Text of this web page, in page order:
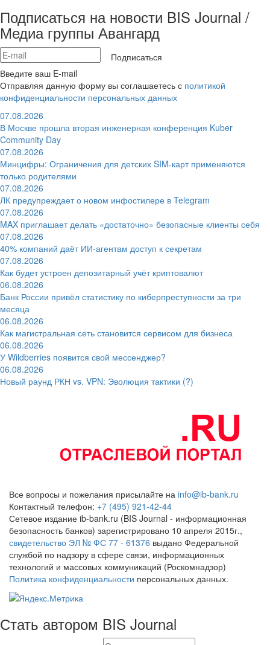
Подписаться на новости BIS Journal /
Медиа группы Авангард
Подписаться
Введите ваш E-mail
Отправляя данную форму вы соглашаетесь с политикой
конфиденциальности персональных данных
07.08.2026
В Москве прошла вторая инженерная конференция Kuber
Community Day
07.08.2026
Минцифры: Ограничения для детских SIM-карт применяются
только родителями
07.08.2026
ЛК предупреждает о новом инфостилере в Telegram
07.08.2026
MAX приглашает делать «достаточно» безопасные клиенты себя
07.08.2026
40% компаний даёт ИИ‑агентам доступ к секретам
07.08.2026
Как будет устроен депозитарный учёт криптовалют
06.08.2026
Банк России привёл статистику по киберпреступности за три
месяца
06.08.2026
Как магистральная сеть становится сервисом для бизнеса
06.08.2026
У Wildberries появится свой мессенджер?
06.08.2026
Новый раунд РКН vs. VPN: Эволюция тактики (?)
Все вопросы и пожелания присылайте на info@ib-bank.ru
Контактный телефон: +7 (495) 921-42-44
Сетевое издание ib-bank.ru (BIS Journal - информационная
безопасность банков) зарегистрировано 10 апреля 2015г.,
свидетельство ЭЛ № ФС 77 - 61376 выдано Федеральной
службой по надзору в сфере связи, информационных
технологий и массовых коммуникаций (Роскомнадзор)
Политика конфиденциальности персональных данных.
Стать автором BIS Journal